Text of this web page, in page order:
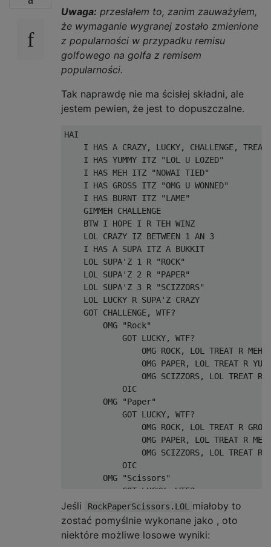
Uwaga: przesłałem to, zanim zauważyłem,
że wymaganie wygranej zostało zmienione
z popularności w przypadku remisu
golfowego na golfa z remisem
popularności.
Tak naprawdę nie ma ścisłej składni, ale
jestem pewien, że jest to dopuszczalne.
HAI
    I HAS A CRAZY, LUCKY, CHALLENGE, TREAT
    I HAS YUMMY ITZ "LOL U LOZED"
    I HAS MEH ITZ "NOWAI TIED"
    I HAS GROSS ITZ "OMG U WONNED"
    I HAS BURNT ITZ "LAME"
    GIMMEH CHALLENGE
    BTW I HOPE I R TEH WINZ
    LOL CRAZY IZ BETWEEN 1 AN 3
    I HAS A SUPA ITZ A BUKKIT
    LOL SUPA'Z 1 R "ROCK"
    LOL SUPA'Z 2 R "PAPER"
    LOL SUPA'Z 3 R "SCIZZORS"
    LOL LUCKY R SUPA'Z CRAZY
    GOT CHALLENGE, WTF?
        OMG "Rock"
            GOT LUCKY, WTF?
OMG ROCK, LOL TREAT R MEH,
OMG PAPER, LOL TREAT R
OMG SCIZZORS, LOL TREAT R
            OIC
        OMG "Paper"
            GOT LUCKY, WTF?
OMG ROCK, LOL TREAT R
OMG PAPER, LOL TREAT R
OMG SCIZZORS, LOL TREAT R
            OIC
        OMG "Scissors"
            GOT LUCKY, WTF?
OMG ROCK, LOL TREAT R
OMG PAPER, LOL TREAT R
OMG SCIZZORS, LOL TREAT R
            OIC
Jeśli RockPaperScissors.LOL
miałoby to
zostać pomyślnie wykonane jako , oto
niektóre możliwe losowe wyniki: